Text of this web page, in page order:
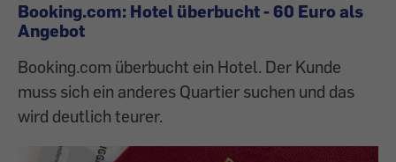
Booking.com: Hotel überbucht - 60 Euro als
Angebot
Booking.com überbucht ein Hotel. Der Kunde
muss sich ein anderes Quartier suchen und das
wird deutlich teurer.